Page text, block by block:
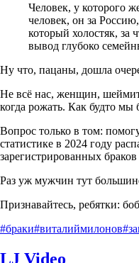
Человек, у которого
человек, он за
который холостяк, за
вывод глубоко
Ну что, пацаны, дошла
Не всё нас, женщин,
когда рожать. Как будто мы
Вопрос только в том:
статистике в 2024 году
зарегистрированных
Раз уж мужчин тут
Признавайтесь, ребятки:
#браки#виталиймилонов
LJ Video